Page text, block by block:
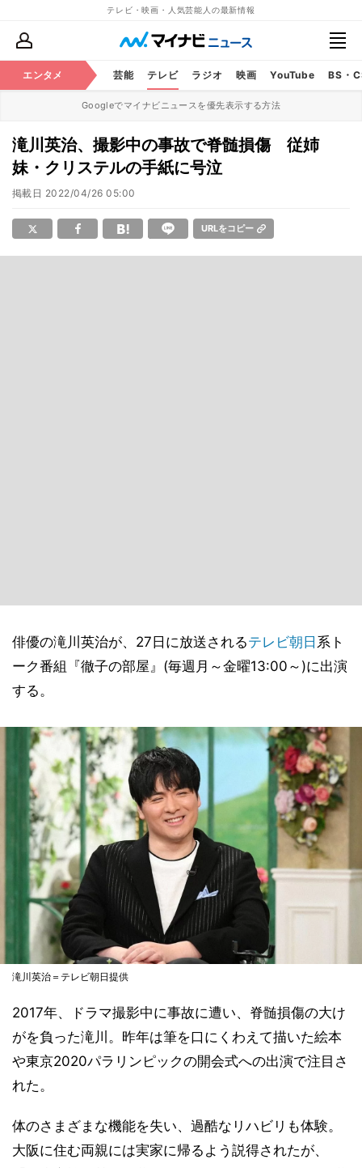
テレビ・映画・人気芸能人の最新情報
エンタメ 芸能 テレビ ラジオ 映画 YouTube BS・
Googleでマイナビニュースを優先表示する方法
滝川英治、撮影中の事故で脊髄損傷 従姉
妹・クリステルの手紙に号泣
掲載日 2022/04/26 05:00
URLをコピー
俳優の滝川英治が、27日に放送されるテレビ朝日 系ト
ーク番組『徹子の部屋』(毎週月～金曜13:00～)に出演
する。
滝川英治＝テレビ朝日提供
2017年、ドラマ撮影中に事故に遭い、脊髄損傷の大け
がを負った滝川。昨年は筆を口にくわえて描いた絵本
や東京2020パラリンピックの開会式への出演で注目さ
れた。
体のさまざまな機能を失い、過酷なリハビリも体験。
大阪に住む両親には実家に帰るよう説得されたが、